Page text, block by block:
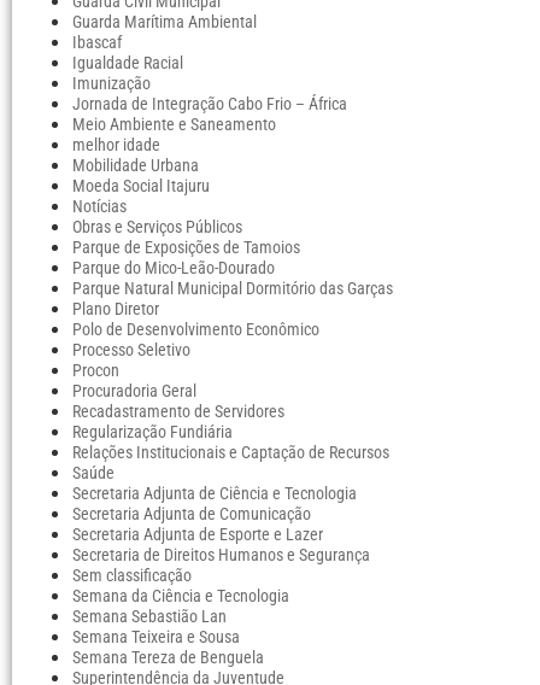
Guarda Marítima Ambiental
Ibascaf
Igualdade Racial
Imunização
Jornada de Integração Cabo Frio – África
Meio Ambiente e Saneamento
melhor idade
Mobilidade Urbana
Moeda Social Itajuru
Notícias
Obras e Serviços Públicos
Parque de Exposições de Tamoios
Parque do Mico-Leão-Dourado
Parque Natural Municipal Dormitório das Garças
Plano Diretor
Polo de Desenvolvimento Econômico
Processo Seletivo
Procon
Procuradoria Geral
Recadastramento de Servidores
Regularização Fundiária
Relações Institucionais e Captação de Recursos
Saúde
Secretaria Adjunta de Ciência e Tecnologia
Secretaria Adjunta de Comunicação
Secretaria Adjunta de Esporte e Lazer
Secretaria de Direitos Humanos e Segurança
Sem classificação
Semana da Ciência e Tecnologia
Semana Sebastião Lan
Semana Teixeira e Sousa
Semana Tereza de Benguela
Superintendência da Juventude